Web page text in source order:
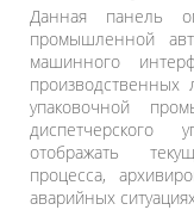
Данная панель
промышленной
машинного
упаковочной
диспетчерского
отображать
процесса,
аварийных